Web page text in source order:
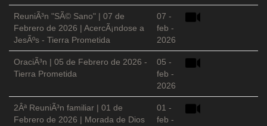
ReuniÃ³n "SÃ© Sano" | 07 de
Febrero de 2026 | AcercÃ¡ndose a
JesÃºs - Tierra Prometida
07 -
feb -
2026
OraciÃ³n | 05 de Febrero de 2026 -
Tierra Prometida
05 -
feb -
2026
2Âª ReuniÃ³n familiar | 01 de
Febrero de 2026 | Morada de Dios
01 -
feb -